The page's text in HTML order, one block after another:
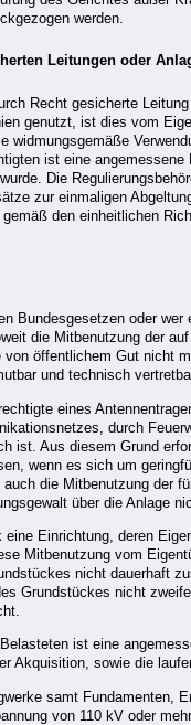
werden.
Leitungen oder
Recht gesicherte
genutzt, ist dies vom
widmungsgemäße
ist eine
Die
zur einmaligen
den einheitlichen
Bundesgesetzen oder
die Mitbenutzung der
öffentlichem Gut nicht
und technisch
eines
durch
ist. Aus diesem Grund
wenn es sich um
die Mitbenutzung der
über die Anlage
Einrichtung, deren
Mitbenutzung vom
nicht dauerhaft
Grundstückes nicht
ist eine
Akquisition, sowie die
samt Fundamenten,
von 110 kV oder